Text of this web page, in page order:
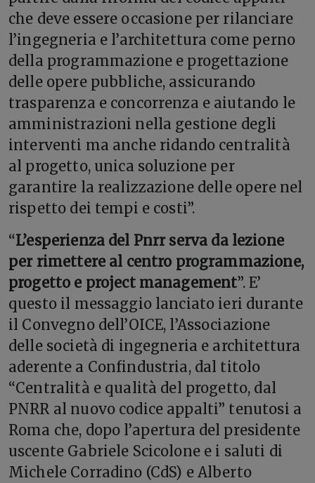
che deve essere occasione per rilanciare
l’ingegneria e l’architettura come perno
della programmazione e progettazione
delle opere pubbliche, assicurando
trasparenza e concorrenza e aiutando le
amministrazioni nella gestione degli
interventi ma anche ridando centralità
al progetto, unica soluzione per
garantire la realizzazione delle opere nel
rispetto dei tempi e costi”.
“L’esperienza del Pnrr serva da lezione
per rimettere al centro programmazione,
progetto e project management”. E’
questo il messaggio lanciato ieri durante
il Convegno dell’OICE, l’Associazione
delle società di ingegneria e architettura
aderente a Confindustria, dal titolo
“Centralità e qualità del progetto, dal
PNRR al nuovo codice appalti” tenutosi a
Roma che, dopo l’apertura del presidente
uscente Gabriele Scicolone e i saluti di
Michele Corradino (CdS) e Alberto